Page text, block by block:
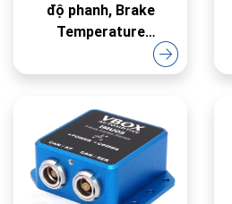
độ phanh, Brake
Temperature